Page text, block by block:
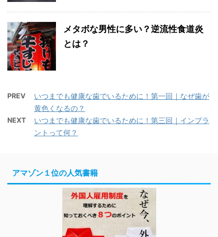
メタボな男性に多い？逆流性食道炎
とは？
PREV
いつまでも健康な歯でいるために！第一回｜なぜ歯が
黄色くなるの？
NEXT
いつまでも健康な歯でいるために！第三回｜インプラ
ントって何？
アマゾン１位の人気書籍